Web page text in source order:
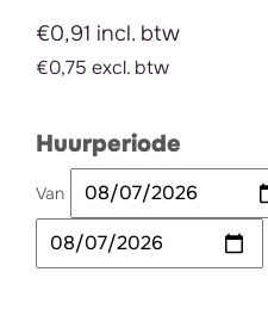
€0,91 incl. btw
€0,75 excl. btw
Huurperiode
Van